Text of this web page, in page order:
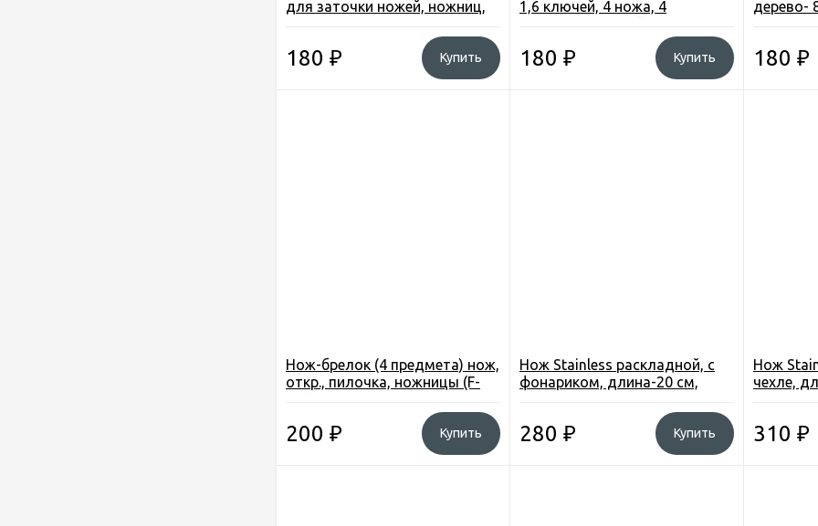
для заточки ножей, ножниц,
180 ₽ Купить
1,6 ключей, 4 ножа, 4
овощечистка, подст. для тел.
180 ₽ Купить
дерево-
180 ₽
Нож-брелок (4 предмета) нож,
откр., пилочка, ножницы (F-
200 ₽ Купить
Нож Stainless раскладной, c
фонариком, длина-20 см,
фиксат, в чехле (650АВ)
280 ₽ Купить
Нож
чехле,
310 ₽